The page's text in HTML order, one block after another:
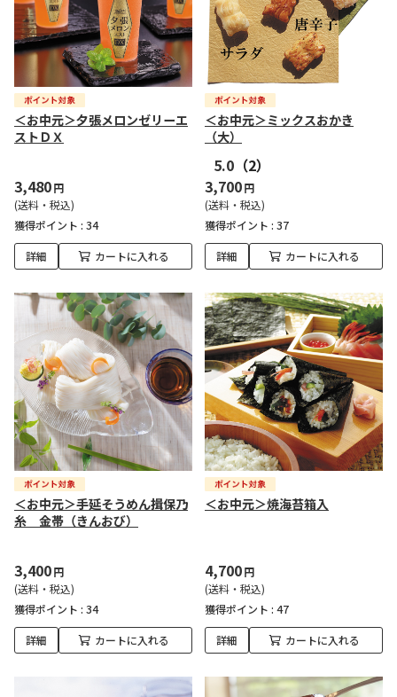
＜お中元＞夕張メロンゼリーエ
ストＤＸ
3,480円
(送料・税込)
獲得ポイント : 34
詳細 カートに入れる
＜お中元＞ミックスおかき
（大）
5.0 （2）
3,700円
(送料・税込)
獲得ポイント : 37
詳細 カートに入れる
＜お中元＞手延そうめん揖保乃
糸 金帯（きんおび）
3,400円
(送料・税込)
獲得ポイント : 34
詳細 カートに入れる
＜お中元＞焼海苔箱入
4,700円
(送料・税込)
獲得ポイント : 47
詳細 カートに入れる